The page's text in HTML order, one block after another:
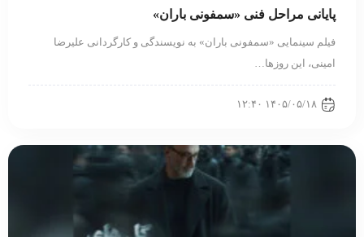
پایانی مراحل فنی «سمفونی باران»
فیلم سینمایی «سمفونی باران» به نویسندگی و کارگردانی علیرضا
امینی، این روزها…
۱۴۰۵/۰۵/۱۸ ۱۲:۴۰